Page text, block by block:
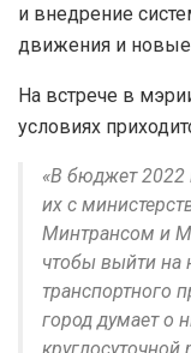
и внедрение
движения и
На встрече в
условиях
«В бюджет 2022
их с
Минтрансом и
чтобы выйти на
транспортного
город думает о